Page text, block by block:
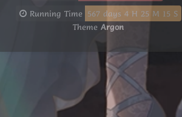
Running Time 567days 4H 25 M 16 S
Theme Argon